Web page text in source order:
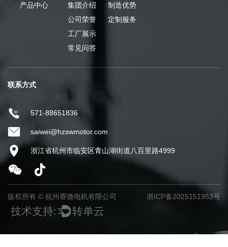
产品中心
集团介绍
公司荣誉
工厂展示
常见问答
制造优势
定制服务
联系方式
571-88651836
saiwei@hzswmotor.com
浙江省杭州市临安区青山湖街道八百里路4999
版权所有 © 杭州赛微电机有限公司 浙ICP备2025151953号
技术支持: 转单云